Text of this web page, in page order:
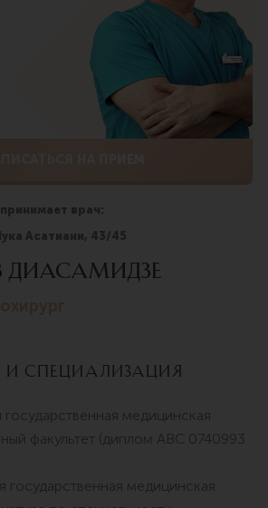
врач:
Асатиани, 43/45
и специализация
государственная медицинская
факультет (диплом ABC 0740993
государственная медицинская